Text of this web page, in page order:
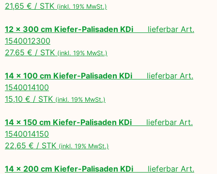
21,65 € / STK (inkl. 19% MwSt.)
12 x 300 cm Kiefer-Palisaden KDi lieferbar Art.
1540012300
27,65 € / STK (inkl. 19% MwSt.)
14 x 100 cm Kiefer-Palisaden KDi lieferbar Art.
1540014100
15,10 € / STK (inkl. 19% MwSt.)
14 x 150 cm Kiefer-Palisaden KDi lieferbar Art.
1540014150
22,65 € / STK (inkl. 19% MwSt.)
14 x 200 cm Kiefer-Palisaden KDi lieferbar Art.